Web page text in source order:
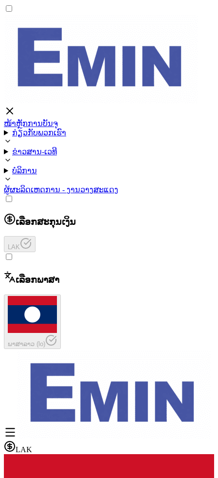
ໜ້າຫຼັກການບັນຈຸ
ກ່ຽວກັບພວກເຮົາ
ຂ່າວສານ-ເວທີ
ບໍລິການ
ຜູ້ຜະລິດເຫດການ - ງານວາງສະແດງ
ເລືອກສະກຸນເງິນ
LAK
ເລືອກພາສາ
ພາສາລາວ (lo)
LAK